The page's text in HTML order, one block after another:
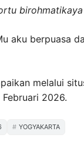
aku berpuasa
melalui
2026.
YOGYAKARTA